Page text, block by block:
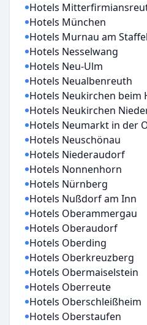
Hotels
Hotels München
Hotels Murnau am
Hotels Nesselwang
Hotels Neu-Ulm
Hotels Neualbenreuth
Hotels Neukirchen beim
Hotels Neukirchen
Hotels Neumarkt in der
Hotels Neuschönau
Hotels Niederaudorf
Hotels Nonnenhorn
Hotels Nürnberg
Hotels Nußdorf am Inn
Hotels Oberammergau
Hotels Oberaudorf
Hotels Oberding
Hotels Oberkreuzberg
Hotels Obermaiselstein
Hotels Oberreute
Hotels Oberschleißheim
Hotels Oberstaufen